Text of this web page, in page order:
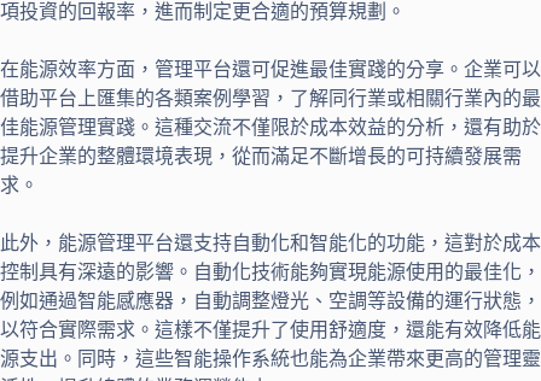
項投資的回報率，進而制定更合適的預算規劃。
在能源效率方面，管理平台還可促進最佳實踐的分享。企業可以
借助平台上匯集的各類案例學習，了解同行業或相關行業內的最
佳能源管理實踐。這種交流不僅限於成本效益的分析，還有助於
提升企業的整體環境表現，從而滿足不斷增長的可持續發展需
求。
此外，能源管理平台還支持自動化和智能化的功能，這對於成本
控制具有深遠的影響。自動化技術能夠實現能源使用的最佳化，
例如通過智能感應器，自動調整燈光、空調等設備的運行狀態，
以符合實際需求。這樣不僅提升了使用舒適度，還能有效降低能
源支出。同時，這些智能操作系統也能為企業帶來更高的管理靈